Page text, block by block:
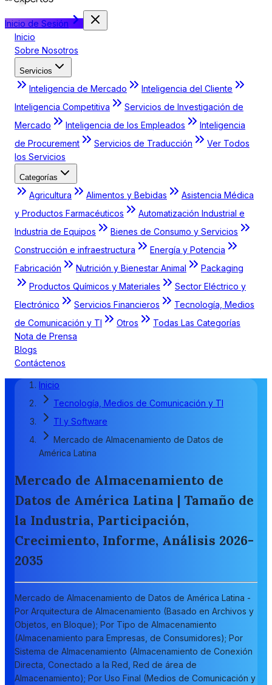
Inicio de Sesión
Inicio
Sobre Nosotros
Servicios
Inteligencia de Mercado
Inteligencia del Cliente
Inteligencia Competitiva
Servicios de Investigación de
Mercado
Inteligencia de los Empleados
Inteligencia
de Procurement
Servicios de Traducción
Ver Todos
los Servicios
Categorías
Agricultura Alimentos y Bebidas
Asistencia Médica
y Productos Farmacéuticos
Automatización Industrial e
Industria de Equipos
Bienes de Consumo y Servicios
Construcción e infraestructura
Energía y Potencia
Fabricación
Nutrición y Bienestar Animal
Packaging
Productos Químicos y Materiales
Sector Eléctrico y
Electrónico
Servicios Financieros
Tecnología, Medios
de Comunicación y TI
Otros
Todas Las Categorías
Nota de Prensa
Blogs
Contáctenos
Inicio
Tecnología, Medios de Comunicación y TI
TI y Software
Mercado de Almacenamiento de Datos de
América Latina
Mercado de Almacenamiento de
Datos de América Latina | Tamaño de
la Industria, Participación,
Crecimiento, Informe, Análisis 2026-
2035
Mercado de Almacenamiento de Datos de América Latina -
Por Arquitectura de Almacenamiento (Basado en Archivos y
Objetos, en Bloque); Por Tipo de Almacenamiento
(Almacenamiento para Empresas, de Consumidores); Por
Sistema de Almacenamiento (Almacenamiento de Conexión
Directa, Conectado a la Red, Red de área de
Almacenamiento); Por Uso Final (Medios de Comunicación y